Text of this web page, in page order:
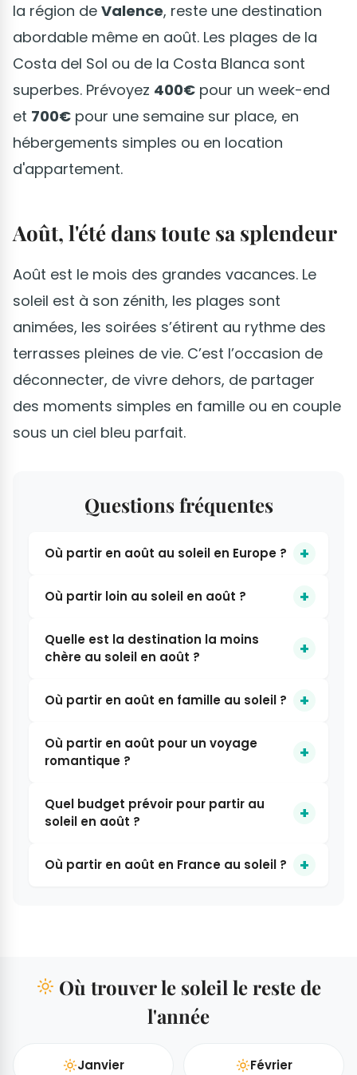
la région de Valence, reste une destination
abordable même en août. Les plages de la
Costa del Sol ou de la Costa Blanca sont
superbes. Prévoyez 400€ pour un week-end
et 700€ pour une semaine sur place, en
hébergements simples ou en location
d'appartement.
Août, l'été dans toute sa splendeur
Août est le mois des grandes vacances. Le
soleil est à son zénith, les plages sont
animées, les soirées s’étirent au rythme des
terrasses pleines de vie. C’est l’occasion de
déconnecter, de vivre dehors, de partager
des moments simples en famille ou en couple
sous un ciel bleu parfait.
Questions fréquentes
Où partir en août au soleil en Europe ?
Où partir loin au soleil en août ?
Quelle est la destination la moins
chère au soleil en août ?
Où partir en août en famille au soleil ?
Où partir en août pour un voyage
romantique ?
Quel budget prévoir pour partir au
soleil en août ?
Où partir en août en France au soleil ?
Où trouver le soleil le reste de
l'année
Janvier Février